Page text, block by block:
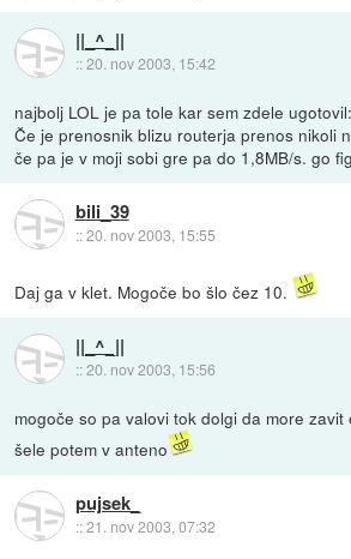
||_^_||
::20. nov 2003, 15:42
najbolj LOL je pa tole kar sem zdele ugotovil:
Če je prenosnik blizu routerja prenos nikoli
če pa je v moji sobi gre pa do 1,8MB/s. go
bili_39
::20. nov 2003, 15:55
Daj ga v klet. Mogoče bo šlo čez 10.
||_^_||
::20. nov 2003, 15:56
mogoče so pa valovi tok dolgi da more
šele potem v anteno
pujsek_
::21. nov 2003, 07:32